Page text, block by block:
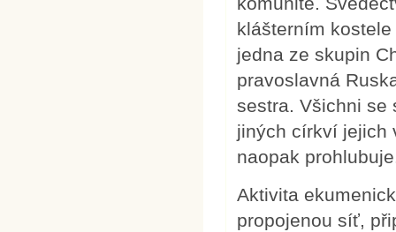
klášterním
jedna ze skupin
pravoslavná
sestra. Všichni se
jiných církví jejich
naopak
Aktivita
propojenou síť,